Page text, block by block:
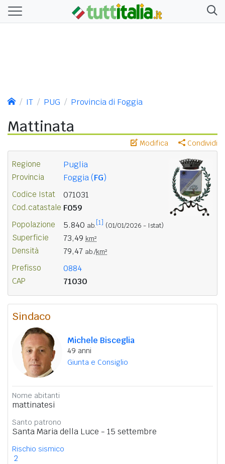
IT PUG Provincia di Foggia
Mattinata
Modifica Condividi
Regione Puglia
Provincia Foggia (FG)
Codice Istat 071031
Cod.catastale F059
Popolazione 5.840 ab. [1] (01/01/2026 - Istat)
Superficie 73,49 km²
Densità 79,47 ab./km²
Prefisso 0884
CAP 71030
Sindaco
Michele Bisceglia
49 anni
Giunta e Consiglio
Nome abitanti
mattinatesi
Santo patrono
Santa Maria della Luce - 15 settembre
Rischio sismico
2